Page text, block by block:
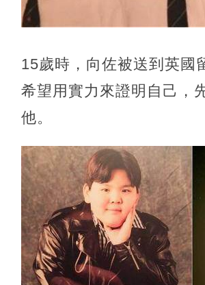
15歲時，向佐被送到英國
希望用實力來證明自己，
他。